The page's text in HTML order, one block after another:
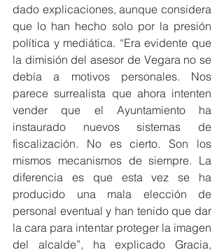
dado explicaciones, aunque considera
que lo han hecho solo por la presión
política y mediática. “Era evidente que
la dimisión del asesor de Vegara no se
debía a motivos personales. Nos
parece surrealista que ahora intenten
vender que el Ayuntamiento ha
instaurado nuevos sistemas de
fiscalización. No es cierto. Son los
mismos mecanismos de siempre. La
diferencia es que esta vez se ha
producido una mala elección de
personal eventual y han tenido que dar
la cara para intentar proteger la imagen
del alcalde”, ha explicado Gracia,